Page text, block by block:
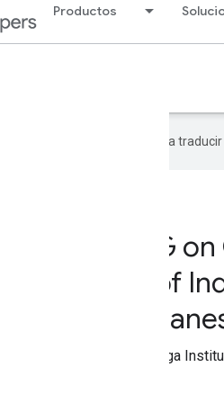
Productos
utiliza tecnología de IA para
del GDG
Institute of
GDG on Campus del Kalinga